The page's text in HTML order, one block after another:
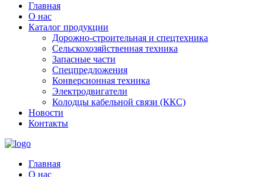
Главная
О нас
Каталог продукции
Дорожно-строительная и спецтехника
Сельскохозяйственная техника
Запасные части
Спецпредложения
Конверсионная техника
Электродвигатели
Колодцы кабельной связи (ККС)
Новости
Контакты
Главная
О нас